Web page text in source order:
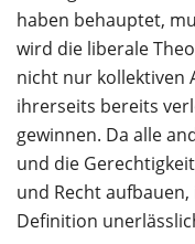
haben behauptet,
wird die liberale
nicht nur kollektiven
ihrerseits bereits
gewinnen. Da alle
und die
und Recht
Definition